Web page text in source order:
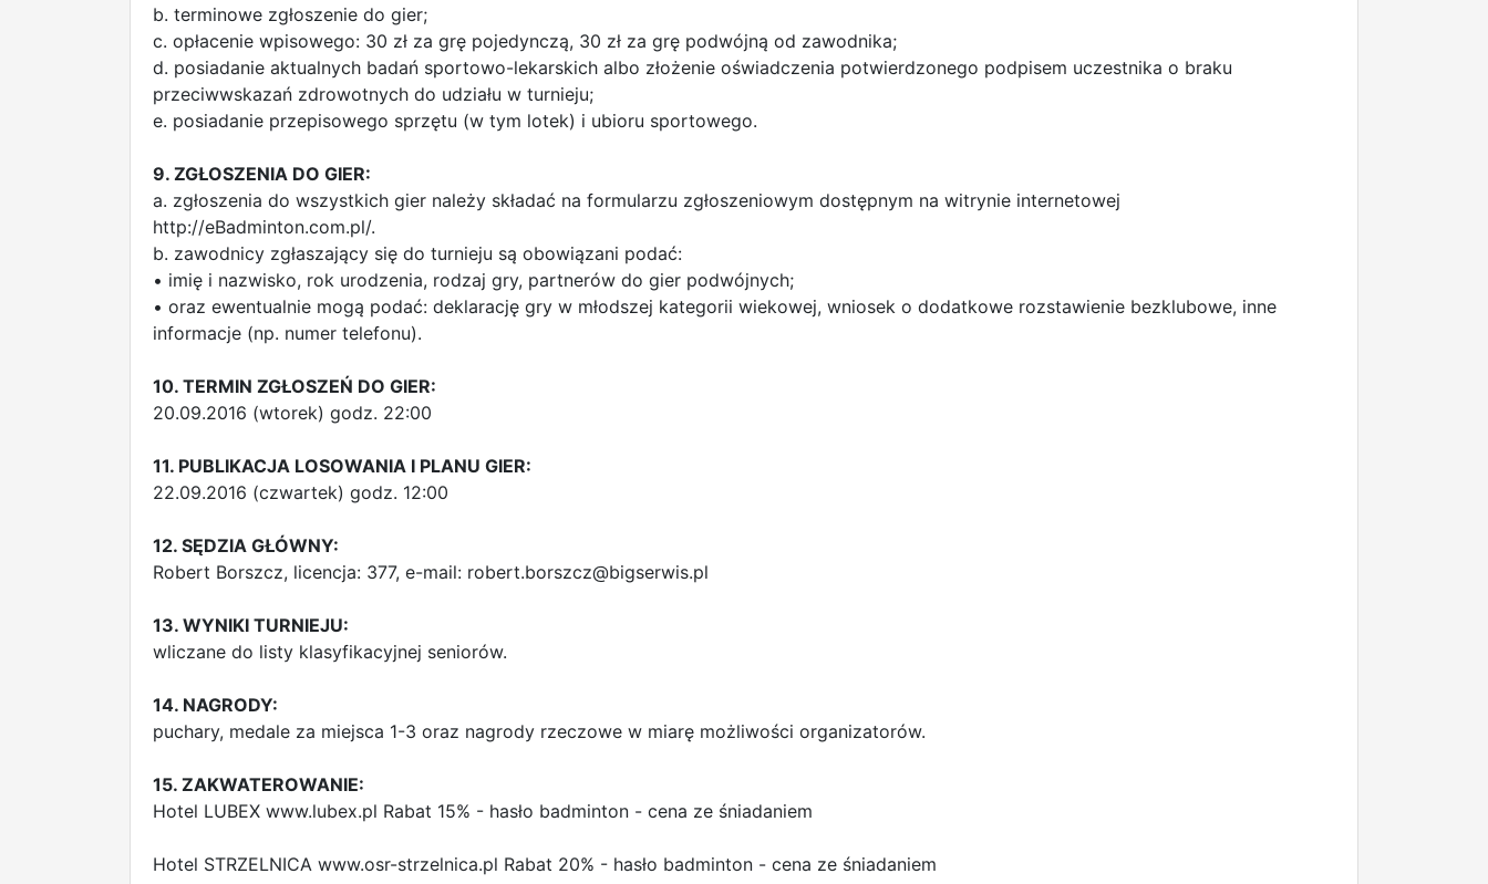
b. terminowe zgłoszenie do gier;
c. opłacenie wpisowego: 30 zł za grę pojedynczą, 30 zł za grę podwójną od zawodnika;
d. posiadanie aktualnych badań sportowo-lekarskich albo złożenie oświadczenia potwierdzonego podpisem uczestnika o braku
przeciwwskazań zdrowotnych do udziału w turnieju;
e. posiadanie przepisowego sprzętu (w tym lotek) i ubioru sportowego.
9. ZGŁOSZENIA DO GIER:
a. zgłoszenia do wszystkich gier należy składać na formularzu zgłoszeniowym dostępnym na witrynie internetowej
http://eBadminton.com.pl/.
b. zawodnicy zgłaszający się do turnieju są obowiązani podać:
• imię i nazwisko, rok urodzenia, rodzaj gry, partnerów do gier podwójnych;
• oraz ewentualnie mogą podać: deklarację gry w młodszej kategorii wiekowej, wniosek o dodatkowe rozstawienie bezklubowe, inne
informacje (np. numer telefonu).
10. TERMIN ZGŁOSZEŃ DO GIER:
20.09.2016 (wtorek) godz. 22:00
11. PUBLIKACJA LOSOWANIA I PLANU GIER:
22.09.2016 (czwartek) godz. 12:00
12. SĘDZIA GŁÓWNY:
Robert Borszcz, licencja: 377, e-mail: robert.borszcz@bigserwis.pl
13. WYNIKI TURNIEJU:
wliczane do listy klasyfikacyjnej seniorów.
14. NAGRODY:
puchary, medale za miejsca 1-3 oraz nagrody rzeczowe w miarę możliwości organizatorów.
15. ZAKWATEROWANIE:
Hotel LUBEX www.lubex.pl Rabat 15% - hasło badminton - cena ze śniadaniem
Hotel STRZELNICA www.osr-strzelnica.pl Rabat 20% - hasło badminton - cena ze śniadaniem